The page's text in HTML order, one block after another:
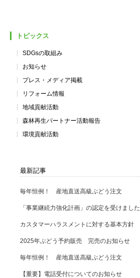
トピックス
SDGsの取組み
お知らせ
プレス・メディア掲載
リフォーム情報
地域貢献活動
森林再生パートナー活動報告
環境貢献活動
最新記事
毎年恒例！ 産地直送高級ぶどう注文
「事業継続力強化計画」の認定を受けました
カスタマーハラスメントに対する基本方針
2025年ぶどう予約販売 完売のお知らせ
毎年恒例！ 産地直送高級ぶどう注文
【重要】電話受付についてのお知らせ